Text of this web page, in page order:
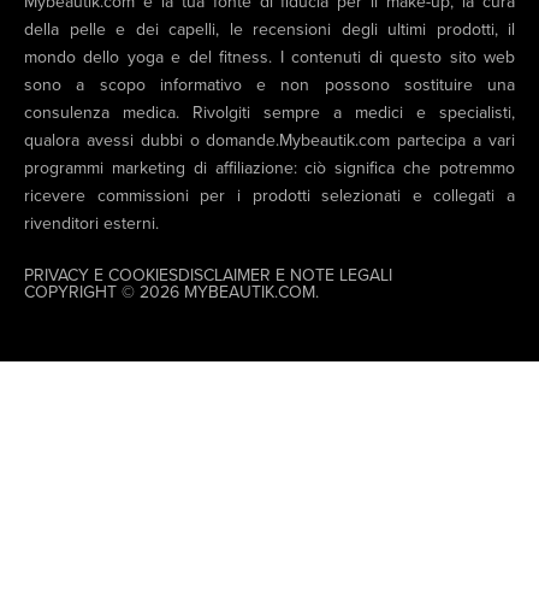
della pelle e dei capelli, le recensioni degli ultimi prodotti, il
mondo dello yoga e del fitness. I contenuti di questo sito web
sono a scopo informativo e non possono sostituire una
consulenza medica. Rivolgiti sempre a medici e specialisti,
qualora avessi dubbi o domande.Mybeautik.com partecipa a vari
programmi marketing di affiliazione: ciò significa che potremmo
ricevere commissioni per i prodotti selezionati e collegati a
rivenditori esterni.
PRIVACY E COOKIESDISCLAIMER E NOTE LEGALI
COPYRIGHT © 2026 MYBEAUTIK.COM.